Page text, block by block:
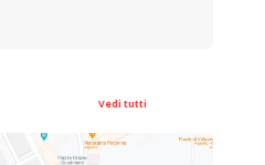
Vedi tutti